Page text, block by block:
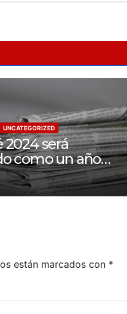
UNCATEGORIZED
2024 será
como un año
la libertad de
tercio de los
están marcados con *